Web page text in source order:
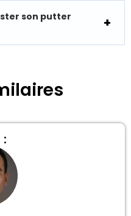
son putter